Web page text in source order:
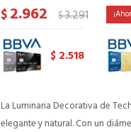
$2.962 $3.291
$ 2.518
La Luminaria Decorativa de
elegante y natural. Con un